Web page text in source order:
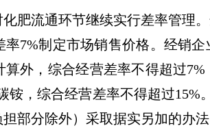
流通环节继续实行差率管理
7%制定市场销售价格。经销
外，综合经营差率不得超过
铵，综合经营差率不得超过
部分除外）采取据实另加的办法